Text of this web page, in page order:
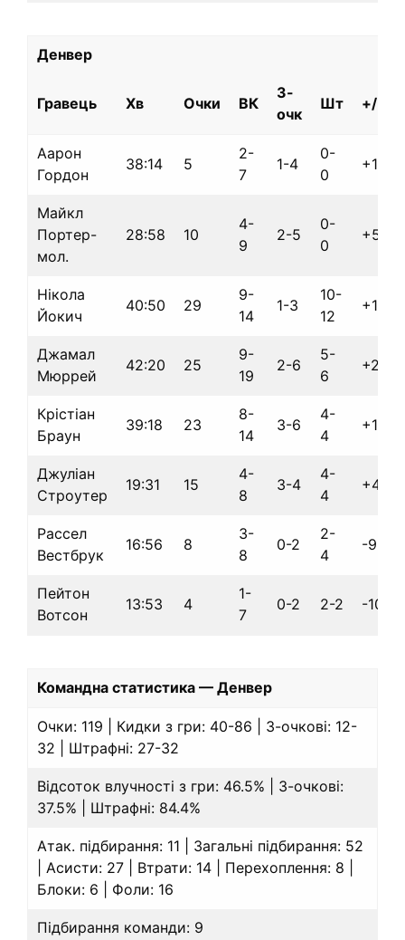
Денвер
Гравець Хв Очки ВК
3-
очк
Шт +/-
Аарон
Гордон
38:14 5
2-
7
1-4
0-
0
+17
Майкл
Портер-
мол.
28:58 10
4-
9
2-5
0-
0
+5
Нікола
Йокич
40:50 29
9-
14
1-3
10-
12
+11
Джамал
Мюррей
42:20 25
9-
19
2-6
5-
6
+28
Крістіан
Браун
39:18 23
8-
14
3-6
4-
4
+14
Джуліан
Строутер
19:31 15
4-
8
3-4
4-
4
+4
Рассел
Вестбрук
16:56 8
3-
8
0-2
2-
4
-9
Пейтон
Вотсон
13:53 4
1-
7
0-2 2-2 -10
Командна статистика — Денвер
Очки: 119 | Кидки з гри: 40-86 | 3-очкові: 12-
32 | Штрафні: 27-32
Відсоток влучності з гри: 46.5% | 3-очкові:
37.5% | Штрафні: 84.4%
Атак. підбирання: 11 | Загальні підбирання: 52
| Асисти: 27 | Втрати: 14 | Перехоплення: 8 |
Блоки: 6 | Фоли: 16
Підбирання команди: 9